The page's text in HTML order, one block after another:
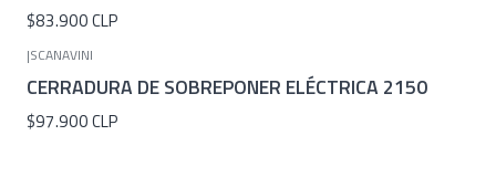
$83.900 CLP
|SCANAVINI
CERRADURA DE SOBREPONER ELÉCTRICA 2150
$97.900 CLP